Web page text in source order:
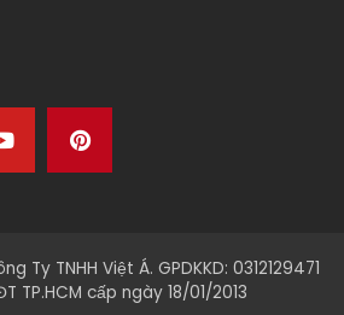
Ty TNHH Việt Á. GPDKKD: 0312129471
TP.HCM cấp ngày 18/01/2013